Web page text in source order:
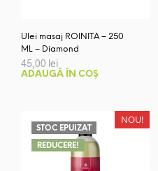
Ulei masaj ROINITA – 250
ML – Diamond
45,00 lei
ADAUGĂ ÎN COȘ
NOU!
REDUCERE!
STOC EPUIZAT